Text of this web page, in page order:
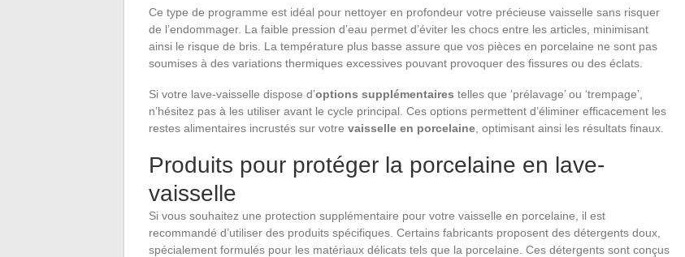
Ce type de programme est idéal pour nettoyer en profondeur votre précieuse vaisselle sans risquer
de l’endommager. La faible pression d’eau permet d’éviter les chocs entre les articles, minimisant
ainsi le risque de bris. La température plus basse assure que vos pièces en porcelaine ne sont pas
soumises à des variations thermiques excessives pouvant provoquer des fissures ou des éclats.
Si votre lave-vaisselle dispose d’options supplémentaires telles que ‘prélavage’ ou ‘trempage’,
n’hésitez pas à les utiliser avant le cycle principal. Ces options permettent d’éliminer efficacement les
restes alimentaires incrustés sur votre vaisselle en porcelaine , optimisant ainsi les résultats finaux.
Produits pour protéger la porcelaine en lave-
vaisselle
Si vous souhaitez une protection supplémentaire pour votre vaisselle en porcelaine, il est
recommandé d’utiliser des produits spécifiques. Certains fabricants proposent des détergents doux,
spécialement formulés pour les matériaux délicats tels que la porcelaine. Ces détergents sont conçus